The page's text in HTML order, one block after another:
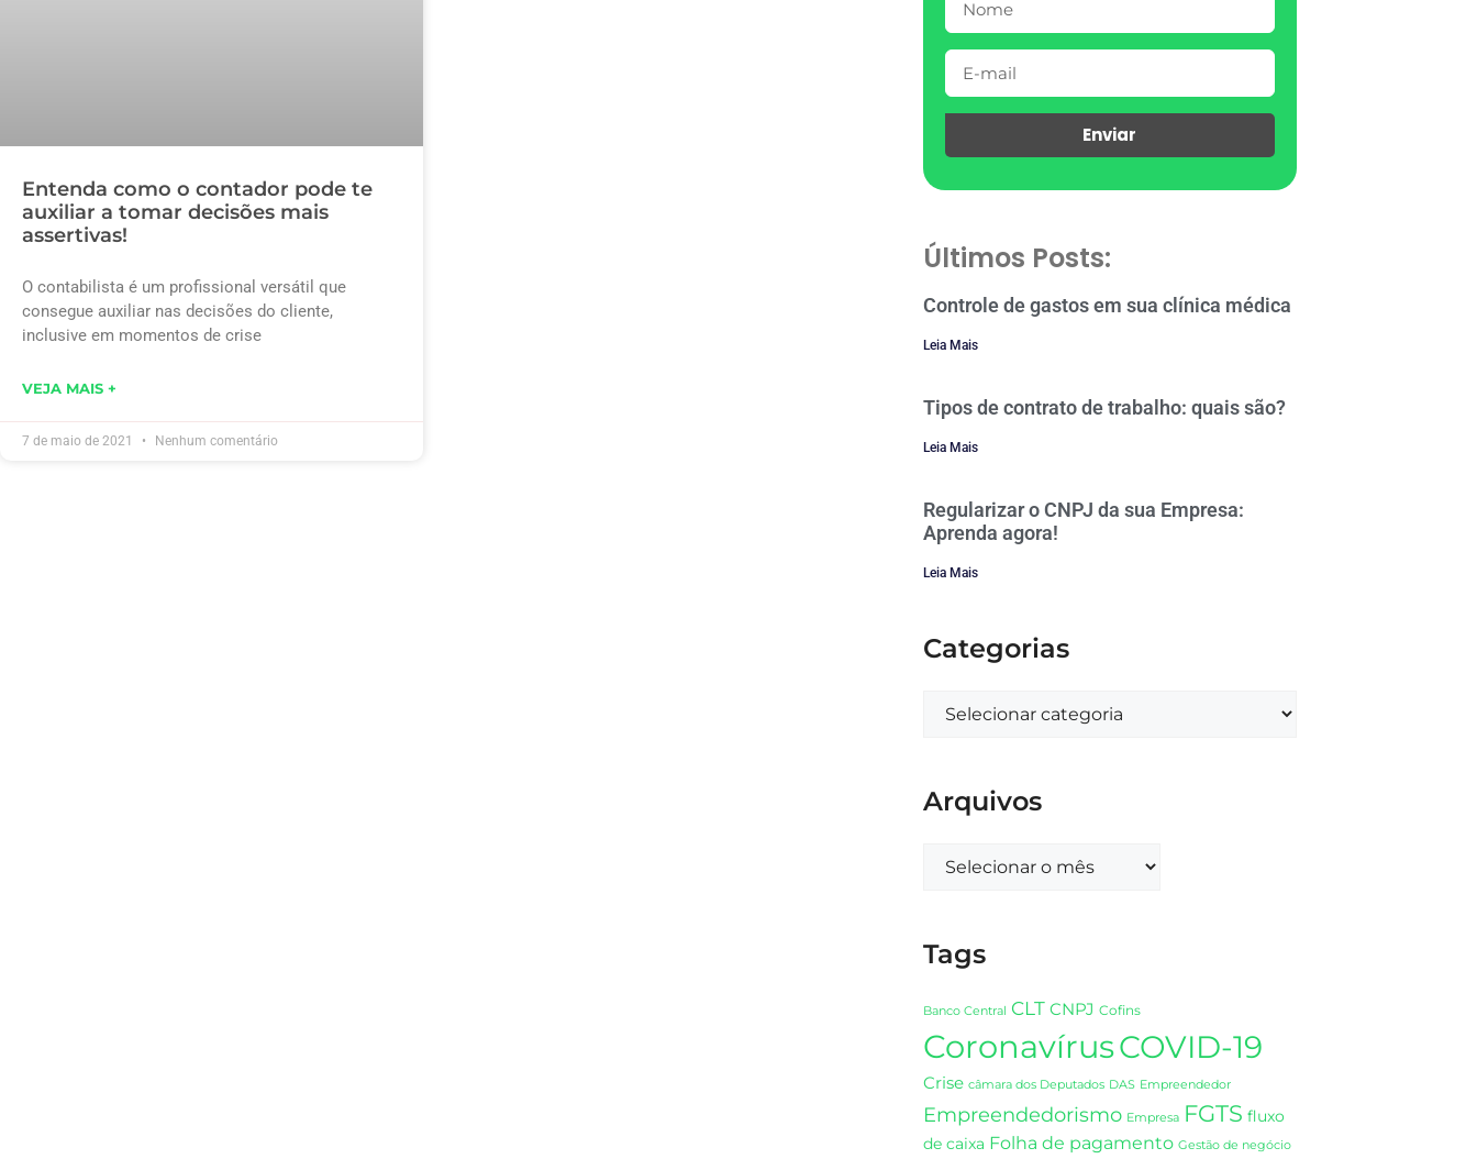
Entenda como o contador pode te
auxiliar a tomar decisões mais
assertivas!
O contabilista é um profissional versátil que
consegue auxiliar nas decisões do cliente,
inclusive em momentos de crise
VEJA MAIS +
7 de maio de 2021 Nenhum comentário
Enviar
Últimos Posts:
Controle de gastos em sua clínica médica
Leia Mais
Tipos de contrato de trabalho: quais são?
Leia Mais
Regularizar o CNPJ da sua Empresa:
Aprenda agora!
Leia Mais
Categorias
Arquivos
Tags
Banco Central CLT CNPJ Cofins
CoronavírusCOVID-19
Crise câmara dos Deputados DAS Empreendedor
Empreendedorismo Empresa FGTS fluxo
de caixa Folha de pagamento Gestão de negócio